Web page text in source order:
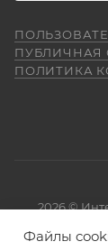
ПУБЛИЧНАЯ
ПОЛИТИКА
2026 ©
Файлы